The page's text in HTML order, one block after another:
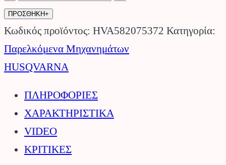
λάμα
325”
1.3mm
45cm
HUSQVARNA.
ποσότητα
ΠΡΟΣΘΗΚΗ+
Κωδικός προϊόντος: HVA582075372 Κατηγορία:
Παρελκόμενα Μηχανημάτων
HUSQVARNA
ΠΛΗΡΟΦΟΡΙΕΣ
ΧΑΡΑΚΤΗΡΙΣΤΙΚΑ
VIDEO
ΚΡΙΤΙΚΕΣ